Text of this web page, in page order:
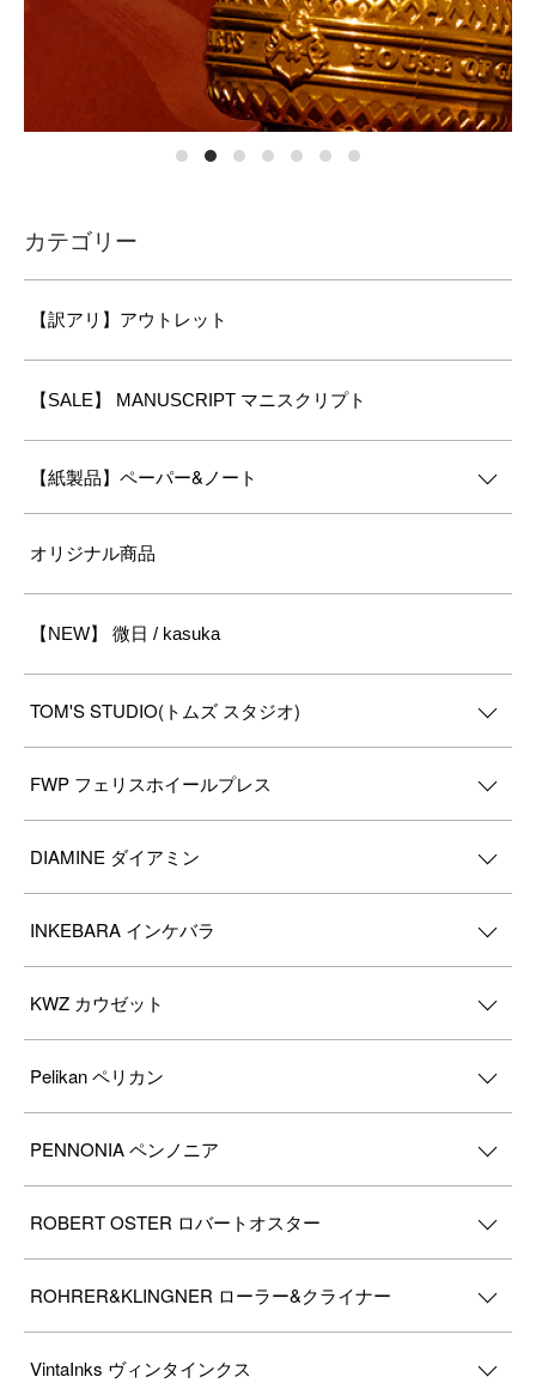
カテゴリー
【訳アリ】アウトレット
【SALE】 MANUSCRIPT マニスクリプト
【紙製品】ペーパー&ノート
オリジナル商品
【NEW】 微日 / kasuka
TOM'S STUDIO(トムズ スタジオ)
FWP フェリスホイールプレス
DIAMINE ダイアミン
INKEBARA インケバラ
KWZ カウゼット
Pelikan ペリカン
PENNONIA ペンノニア
ROBERT OSTER ロバートオスター
ROHRER&KLINGNER ローラー&クライナー
VintaInks ヴィンタインクス